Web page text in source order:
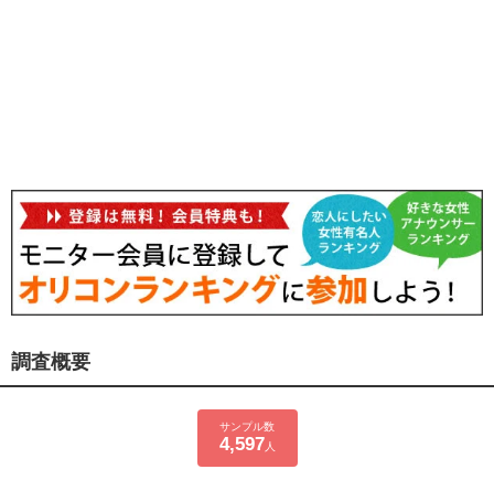
調査概要
サンプル数
4,597 人